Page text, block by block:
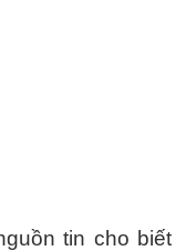
tin cho biết